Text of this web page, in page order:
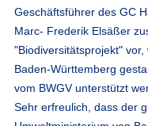
Geschäftsführer des GC
Marc- Frederik Elsäßer
"Biodiversitätsprojekt"
Baden-Württemberg
vom BWGV unterstützt
Sehr erfreulich, dass der